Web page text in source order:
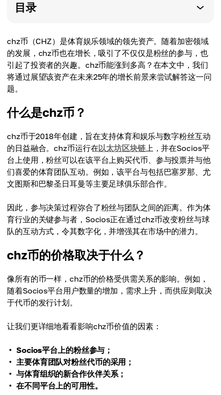
目录
chz币（CHZ）是体育娱乐领域的领先资产。随着加密领域
的发展，chz币也在增长，吸引了不仅仅是粉丝的参与，也
引起了投资者的兴趣。chz币能涨到多高？在本文中，我们
将通过展望该资产在未来25年的增长前景来尝试解答这一问
题。
什么是chz币？
chz币于2018年创建，旨在支持体育和娱乐与数字粉丝互动
的日益融合。chz币运行在以太坊区块链上，并在Socios平
台上使用，粉丝可以在该平台上购买代币、参与投票并与他
们喜爱的体育团队互动。例如，该平台与包括巴塞罗那、尤
文图斯和巴黎圣日耳曼等主要足球俱乐部合作。
因此，参与决策过程弥合了粉丝与团队之间的距离。作为体
育行业的关键参与者，Socios正在通过chz币改变粉丝与球
队的互动方式，令其数字化，并增强其在市场中的潜力。
chz币的价格取决于什么？
像所有的币一样，chz币的价格受供需关系的影响。例如，
随着Socios平台用户数量的增加，需求上升，而供应则取决
于代币的发行计划。
让我们更详细地看看影响chz币价值的因素：
Socios平台上的粉丝参与；
主要体育团队对粉丝代币的采用；
与体育组织的新合作伙伴关系；
在不同平台上的可用性。